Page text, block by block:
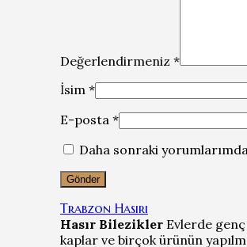
Değerlendirmeniz *
İsim *
E-posta *
Daha sonraki
Trabzon Hasırı
Hasır Bilezikler Evlerde
kaplar ve birçok ürünün